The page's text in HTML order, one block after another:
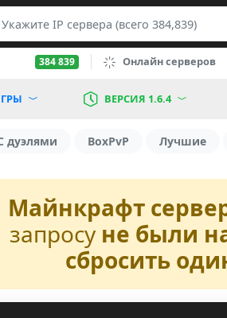
384 839 Онлайн серверов
ВЕРСИЯ 1.6.4
дуэлями BoxPvP Лучшие
Майнкрафт
запросу не были
сбросить